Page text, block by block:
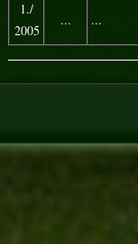
1./
2005
... ...